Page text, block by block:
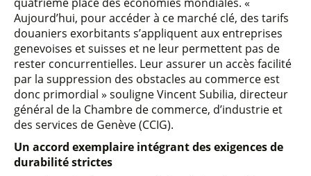
Aujourd’hui, pour accéder à ce marché clé, des tarifs
douaniers exorbitants s’appliquent aux entreprises
genevoises et suisses et ne leur permettent pas de
rester concurrentielles. Leur assurer un accès facilité
par la suppression des obstacles au commerce est
donc primordial » souligne Vincent Subilia, directeur
général de la Chambre de commerce, d’industrie et
des services de Genève (CCIG).
Un accord exemplaire intégrant des exigences de
durabilité strictes